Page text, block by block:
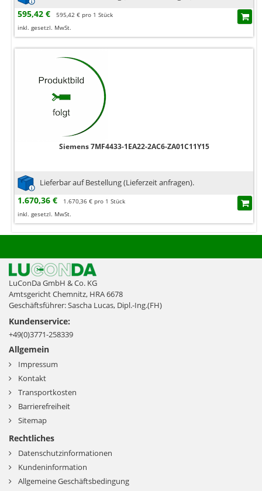
595,42 €
595,42 € pro 1 Stück
inkl. gesetzl. MwSt.
Siemens 7MF4433-1EA22-2AC6-ZA01C11Y15
Lieferbar auf Bestellung (Lieferzeit anfragen).
1.670,36 €
1.670,36 € pro 1 Stück
inkl. gesetzl. MwSt.
LuConDa GmbH & Co. KG
Amtsgericht Chemnitz, HRA 6678
Geschäftsführer: Sascha Lucas, Dipl.-Ing.(FH)
Kundenservice:
+49(0)3771-258339
Allgemein
Impressum
Kontakt
Transportkosten
Barrierefreiheit
Sitemap
Rechtliches
Datenschutzinformationen
Kundeninformation
Allgemeine Geschäftsbedingung